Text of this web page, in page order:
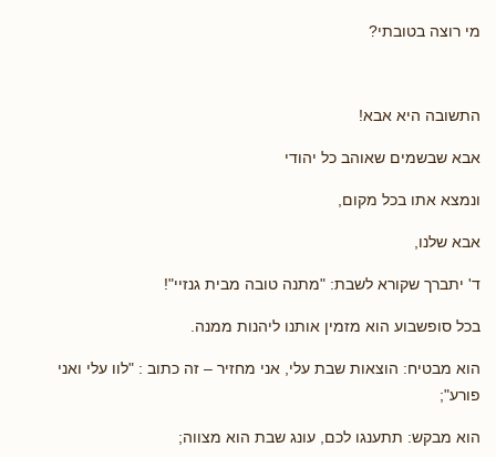
מי רוצה בטובתי?
התשובה היא אבא!
אבא שבשמים שאוהב כל יהודי
ונמצא אתו בכל מקום,
אבא שלנו,
ד' יתברך שקורא לשבת: "מתנה טובה מבית גנזיי"!
בכל סופשבוע הוא מזמין אותנו ליהנות ממנה.
הוא מבטיח: הוצאות שבת עלי, אני מחזיר – זה כתוב : "לוו עלי ואני
פורע";
הוא מבקש: תתענגו לכם, עונג שבת הוא מצווה;